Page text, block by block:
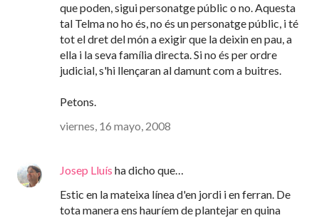
que poden, sigui personatge públic o no. Aquesta
tal Telma no ho és, no és un personatge públic, i té
tot el dret del món a exigir que la deixin en pau, a
ella i la seva família directa. Si no és per ordre
judicial, s'hi llençaran al damunt com a buitres.
Petons.
viernes, 16 mayo, 2008
Josep Lluís ha dicho que…
Estic en la mateixa línea d'en jordi i en ferran. De
tota manera ens hauríem de plantejar en quina